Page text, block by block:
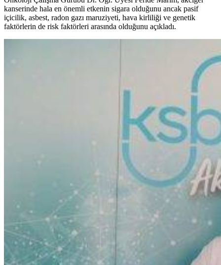
kanserinde hala en önemli etkenin sigara olduğunu ancak pasif
içicilik, asbest, radon gazı maruziyeti, hava kirliliği ve genetik
faktörlerin de risk faktörleri arasında olduğunu açıkladı.